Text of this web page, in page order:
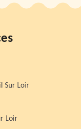
Sur Loir
Loir